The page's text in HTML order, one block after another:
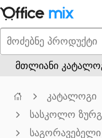
მთლიანი
კატალოგი
სასკოლო
საგორავებელი